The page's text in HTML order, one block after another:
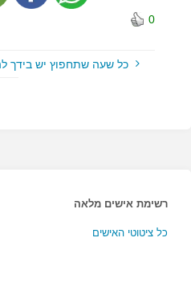
0
כל שעה שתחפוץ יש בידך
רשימת אישים מלאה
כל ציטוטי האישים